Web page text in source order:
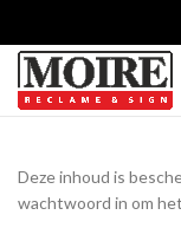
Deze inhoud is
wachtwoord in om